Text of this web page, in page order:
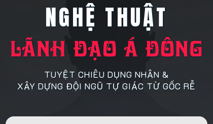
TUYỆT CHIÊU DỤNG NHÂN &
XÂY DỰNG ĐỘI NGŨ TỰ GIÁC TỪ GỐC RỄ
NGHỆ THUẬT
LÃNH ĐẠO Á ĐÔNG